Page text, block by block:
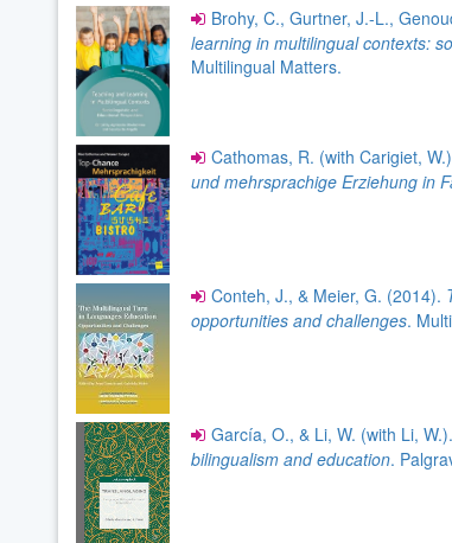
Brohy, C., Gurtner, J.-L.,
learning in multilingual contexts:
Multilingual Matters.
Cathomas, R. (with Carigiet,
und mehrsprachige Erziehung in
Conteh, J., & Meier, G. (2014).
opportunities and challenges.
García, O., & Li, W. (with Li,
bilingualism and education.